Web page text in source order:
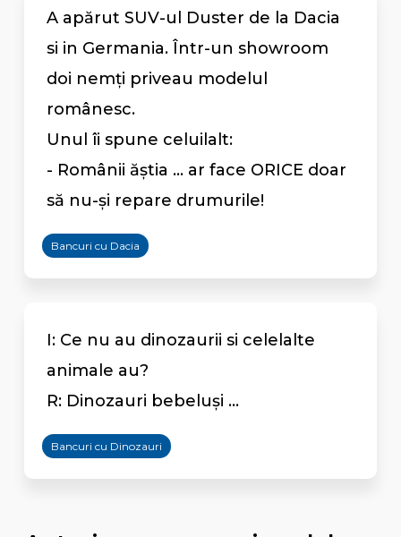
A apărut SUV-ul Duster de la Dacia
si in Germania. Într-un showroom
doi nemți priveau modelul
românesc.
Unul îi spune celuilalt:
- Românii ăștia ... ar face ORICE doar
să nu-și repare drumurile!
Bancuri cu Dacia
I: Ce nu au dinozaurii si celelalte
animale au?
R: Dinozauri bebeluşi ...
Bancuri cu Dinozauri